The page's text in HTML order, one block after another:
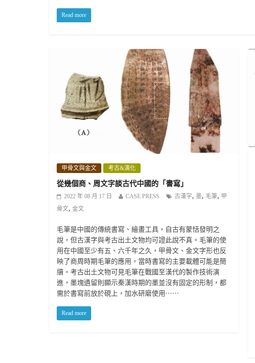
Read more
甲骨文與金文 考古&演化
從幾個商、周文字談古代中國的「書寫」
2022 年 08 月 17 日 CASE PRESS 古漢字, 墨, 毛筆, 甲
骨文, 金文
毛筆是中國的傳統書寫、繪畫工具，自古有蒙恬發明之
說，但古漢字與考古出土文物均可證此說不真。毛筆的使
用在中國至少有五、六千年之久，甲骨文、金文字形也反
映了商周時期毛筆的應用，當時書寫的主要載體可能是簡
牘。考古出土文物可見毛筆在戰國至漢代的製作技術演
進，墨塊遺留則顯示秦漢時期的墨並沒有固定的形制，都
需於書寫前放於硯上，加水研磨使用⋯⋯
Read more